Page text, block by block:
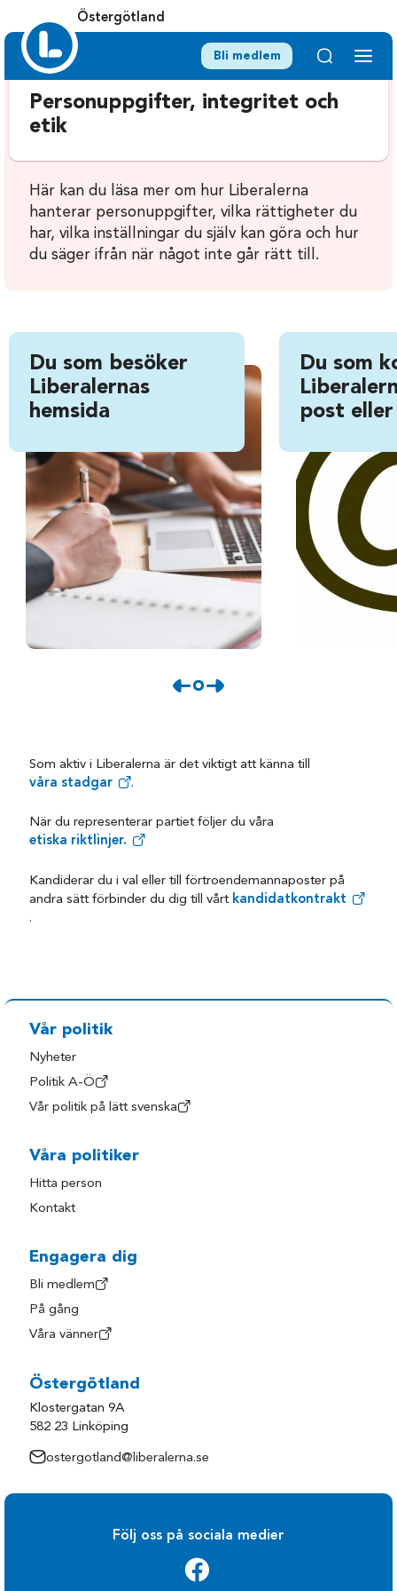
Östergötland
Bli medlem
Personuppgifter, integritet och
etik
Här kan du läsa mer om hur Liberalerna
hanterar personuppgifter, vilka rättigheter du
har, vilka inställningar du själv kan göra och hur
du säger ifrån när något inte går rätt till.
Du som besöker
Liberalernas
hemsida
Du som
post
Som aktiv i Liberalerna är det viktigt att känna till
våra stadgar
.
När du representerar partiet följer du våra
etiska riktlinjer.
Kandiderar du i val eller till förtroendemannaposter på
andra sätt förbinder du dig till vårt kandidatkontrakt
.
Vår politik
Nyheter
Politik A-Ö
Vår politik på lätt svenska
Våra politiker
Hitta person
Kontakt
Engagera dig
Bli medlem
På gång
Våra vänner
Östergötland
Klostergatan 9A
582 23 Linköping
ostergotland@liberalerna.se
Följ oss på sociala medier